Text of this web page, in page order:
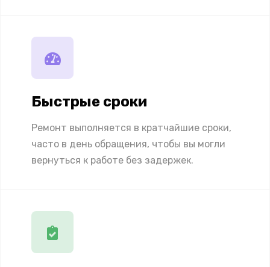
Быстрые сроки
Ремонт выполняется в кратчайшие сроки,
часто в день обращения, чтобы вы могли
вернуться к работе без задержек.